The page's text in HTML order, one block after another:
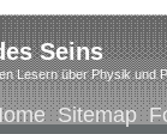
Seins
Lesern über Physik und
Sitemap